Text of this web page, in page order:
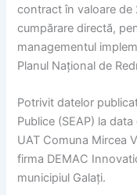
contract în valoare de
cumpărare directă,
managementul
Planul Național de
Potrivit datelor
Publice (SEAP) la
UAT Comuna Mircea
firma DEMAC
municipiul Galați.